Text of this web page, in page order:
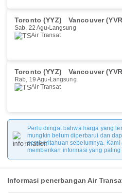
Toronto (YYZ) Vancouver
Sab, 22 Agu Langsung
Air Transat
Toronto (YYZ) Vancouver
Rab, 19 Agu Langsung
Air Transat
Perlu diingat bahwa harga yang
mungkin belum diperbarui dan
pemberitahuan sebelumnya.
memberikan informasi yang
Informasi penerbangan Air